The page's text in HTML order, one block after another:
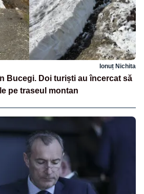
Ionuț Nichita
Bucegi. Doi turiști au încercat să
pe traseul montan